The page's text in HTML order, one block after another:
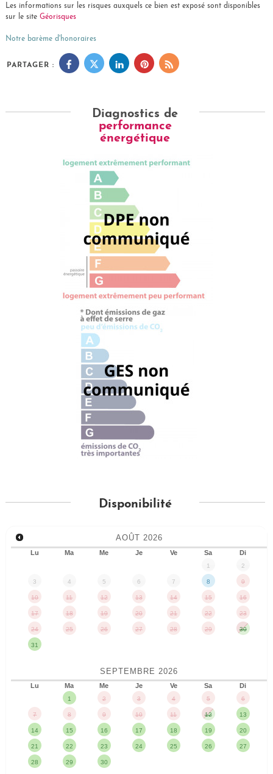
Les informations sur les risques auxquels ce bien est exposé sont disponibles
sur le site Géorisques
Notre barème d'honoraires
PARTAGER :
Diagnostics de
performance
énergétique
Disponibilité
AOÛT 2026
Lu Ma Me Je Ve Sa Di
1 2
3 4 5 6 7 8 9
10 11 12 13 14 15 16
17 18 19 20 21 22 23
24 25 26 27 28 29 30
31
SEPTEMBRE 2026
Lu Ma Me Je Ve Sa Di
1 2 3 4 5 6
7 8 9 10 11 12 13
14 15 16 17 18 19 20
21 22 23 24 25 26 27
28 29 30